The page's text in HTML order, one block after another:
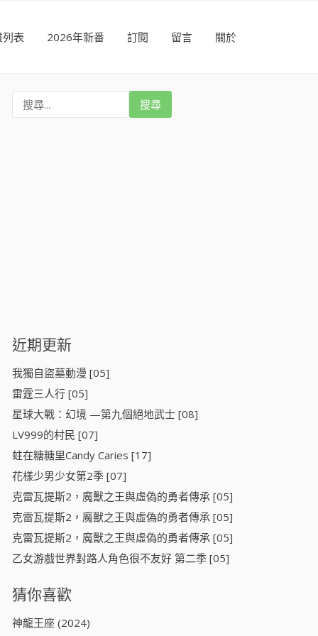
表 2026年新番 訂閱 留言 關於
近期更新
我獨自盜墓動漫 [05]
雷霆三人行 [05]
星球大戰：幻境 —第九個絕地武士 [08]
LV999的村民 [07]
蛀在糖糖里Candy Caries [17]
花樣少男少女第2季 [07]
克雷瓦提斯2，魔獸之王與虛偽的勇者傳承 [05]
克雷瓦提斯2，魔獸之王與虛偽的勇者傳承 [05]
克雷瓦提斯2，魔獸之王與虛偽的勇者傳承 [05]
乙女游戲世界對路人角色很不友好 第二季 [05]
猜你喜歡
神龍王座 (2024)